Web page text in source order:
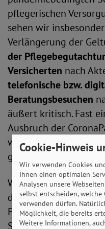
pflegerischen
sehen wir
Verlängerung der
der
Versicherten nach
telefonische bzw.
Beratungsbesuchen
äußert kritisch. Fast
Ausbruch der
werden mittlerweile
gemacht.
Wir betonen
der aufsuchenden
Feststellung des
Selbstständigkeit. In
Cookie-Hinweis
Wir verwenden Cookies
Ihnen einen optimalen
Analysen unsere
selbst entscheiden,
verwenden dürfen.
Möglichkeit, die bereits
Weitere Informationen,